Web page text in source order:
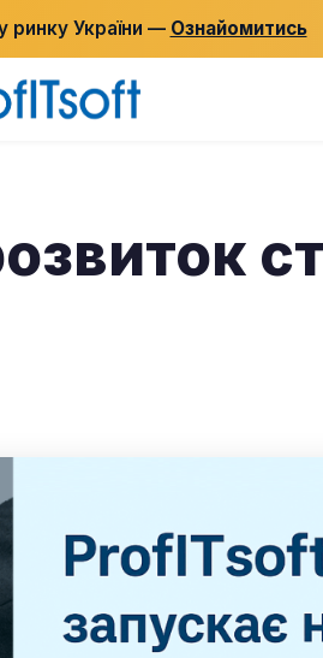
ринку України — Ознайомитись